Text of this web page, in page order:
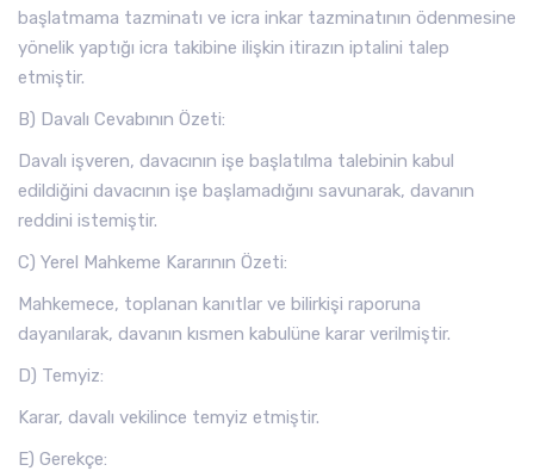
başlatmama tazminatı ve icra inkar tazminatının ödenmesine
yönelik yaptığı icra takibine ilişkin itirazın iptalini talep
etmiştir.
B) Davalı Cevabının Özeti:
Davalı işveren, davacının işe başlatılma talebinin kabul
edildiğini davacının işe başlamadığını savunarak, davanın
reddini istemiştir.
C) Yerel Mahkeme Kararının Özeti:
Mahkemece, toplanan kanıtlar ve bilirkişi raporuna
dayanılarak, davanın kısmen kabulüne karar verilmiştir.
D) Temyiz:
Karar, davalı vekilince temyiz etmiştir.
E) Gerekçe: